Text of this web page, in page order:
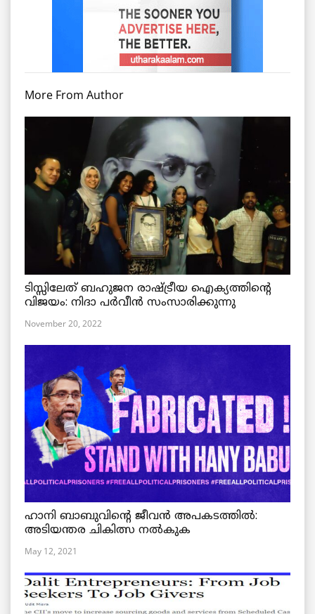
More From Author
ടിസ്സിലേത് ബഹുജന രാഷ്ട്രീയ ഐക്യത്തിന്റെ
വിജയം: നിദാ പർവീൻ സംസാരിക്കുന്നു
November 20, 2022
ഹാനി ബാബുവിന്റെ ജീവൻ അപകടത്തിൽ:
അടിയന്തര ചികിത്സ നൽകുക
May 12, 2021